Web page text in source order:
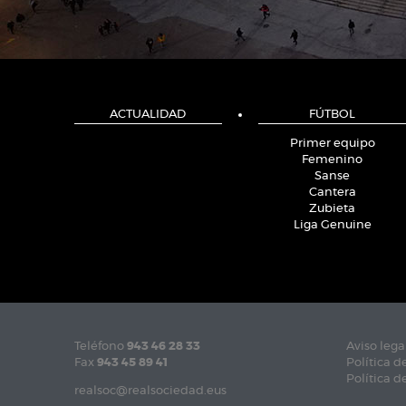
ACTUALIDAD FÚTBOL
Primer equipo
Femenino
Sanse
Cantera
Zubieta
Liga Genuine
Teléfono 943 46 28 33
Fax 943 45 89 41
realsoc@realsociedad.eus
Aviso
Política
Política